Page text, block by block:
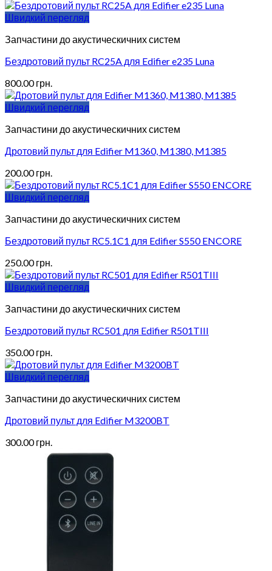
Швидкий перегляд
Запчастини до акустическичних систем
Бездротовий пульт RC25A для Edifier e235 Luna
800.00грн.
Швидкий перегляд
Запчастини до акустическичних систем
Дротовий пульт для Edifier M1360, M1380, M1385
200.00грн.
Швидкий перегляд
Запчастини до акустическичних систем
Бездротовий пульт RC5.1C1 для Edifier S550 ENCORE
250.00грн.
Швидкий перегляд
Запчастини до акустическичних систем
Бездротовий пульт RC501 для Edifier R501TIII
350.00грн.
Швидкий перегляд
Запчастини до акустическичних систем
Дротовий пульт для Edifier M3200BT
300.00грн.